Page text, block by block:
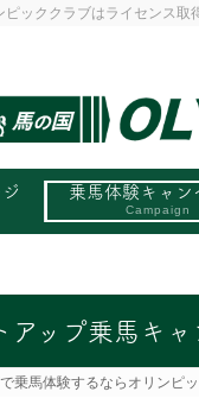
ピッククラブはライセンス取
乗馬体験キャン
Campaign
アップ乗馬キャ
乗馬体験するならオリンピ